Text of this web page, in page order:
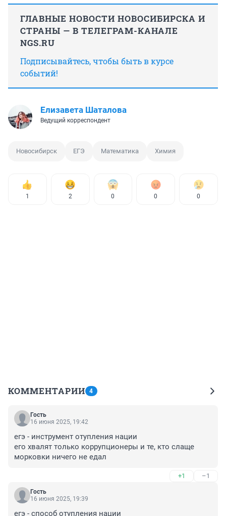
ГЛАВНЫЕ НОВОСТИ НОВОСИБИРСКА И
СТРАНЫ — В ТЕЛЕГРАМ-КАНАЛЕ
NGS.RU
Подписывайтесь, чтобы быть в курсе
событий!
Елизавета Шаталова
Ведущий корреспондент
Новосибирск ЕГЭ Математика Химия
1 2 0 0 0
КОММЕНТАРИИ 4
Гость
16 июня 2025, 19:42
егэ - инструмент отупления нации
его хвалят только коррупционеры и те, кто слаще
морковки ничего не едал
+1 –1
Гость
16 июня 2025, 19:39
егэ - способ отупления нации